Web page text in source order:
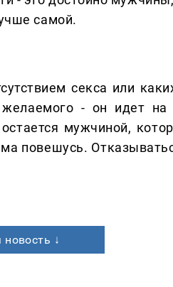
самой.
секса или
- он идет на
мужчиной,
повешусь.
↓